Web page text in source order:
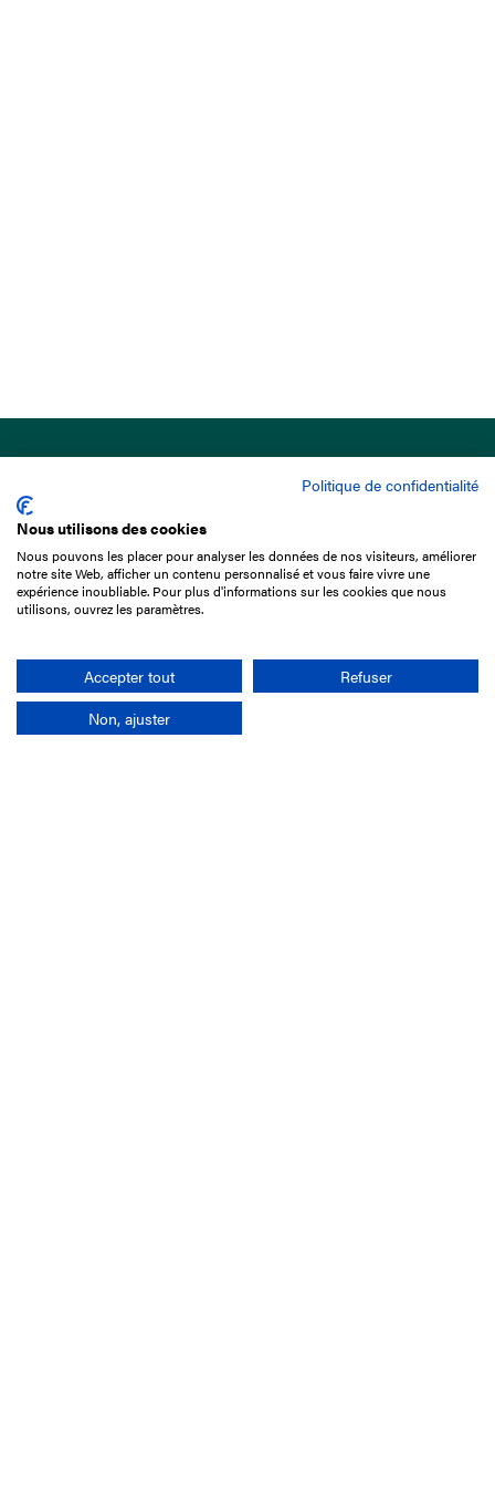
15 Boulevard de Douaumont
75017 Paris
01 49 10 20 29
Rechercher
Politique de confidentialité
Nous utilisons des cookies
Nous pouvons les placer pour analyser les données de nos visiteurs, améliorer
notre site Web, afficher un contenu personnalisé et vous faire vivre une
expérience inoubliable. Pour plus d'informations sur les cookies que nous
utilisons, ouvrez les paramètres.
Accepter tout
Refuser
Non, ajuster